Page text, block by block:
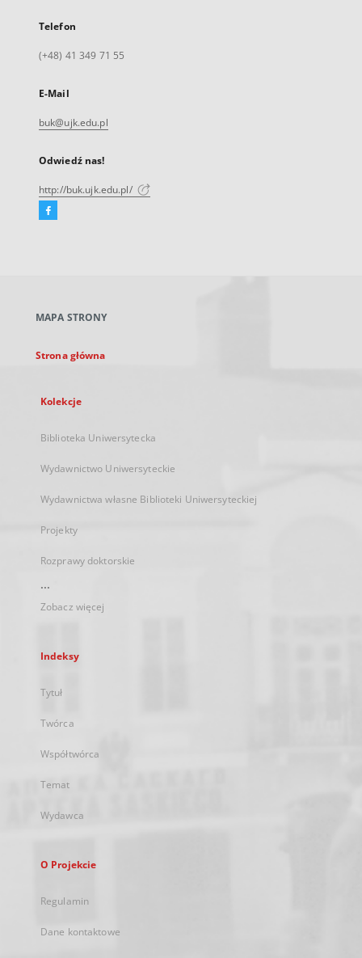
Telefon
(+48) 41 349 71 55
E-Mail
buk@ujk.edu.pl
Odwiedź nas!
http://buk.ujk.edu.pl/
Facebook
karcie
MAPA STRONY
Strona główna
Kolekcje
Biblioteka Uniwersytecka
Wydawnictwo Uniwersyteckie
Wydawnictwa własne Biblioteki Uniwersyteckiej
Projekty
Rozprawy doktorskie
...
Zobacz więcej
Indeksy
Tytuł
Twórca
Współtwórca
Temat
Wydawca
O Projekcie
Regulamin
Dane kontaktowe